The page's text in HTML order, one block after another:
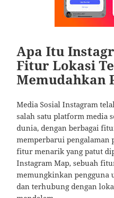
Apa Itu
Fitur Lokasi
Memudahkan
Media Sosial Instagram
salah satu platform media
dunia, dengan berbagai
memperbarui pengalaman
fitur menarik yang patut
Instagram Map, sebuah
memungkinkan pengguna
dan terhubung dengan